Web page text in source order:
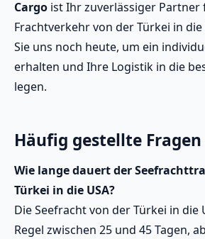
Cargo ist Ihr zuverlässiger Partner
Frachtverkehr von der Türkei in
Sie uns noch heute, um ein
erhalten und Ihre Logistik in die
legen.
Häufig gestellte Fragen
Wie lange dauert der
Türkei in die USA?
Die Seefracht von der Türkei in die
Regel zwischen 25 und 45 Tagen,